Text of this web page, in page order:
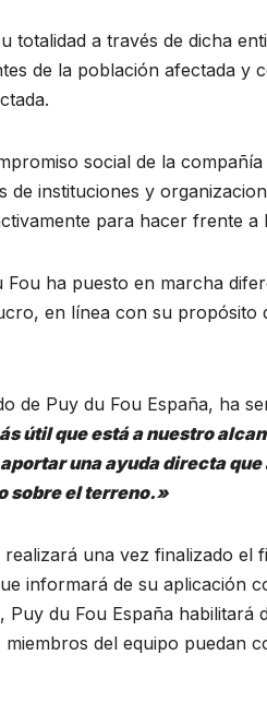
totalidad a través de dicha
de la población afectada y
social de la
de instituciones y
para hacer frente a
Fou ha puesto en marcha
en línea con su
de Puy du Fou España, ha
útil que está a nuestro
una ayuda directa
sobre el terreno.»
una vez finalizado el
informará de su aplicación
Puy du Fou España habilitará
del equipo puedan